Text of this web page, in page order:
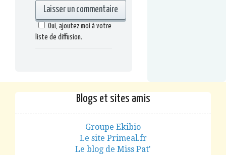
Oui, ajoutez moi à votre
liste de diffusion.
Blogs et sites amis
Groupe Ekibio
Le site Primeal.fr
Le blog de Miss Pat'